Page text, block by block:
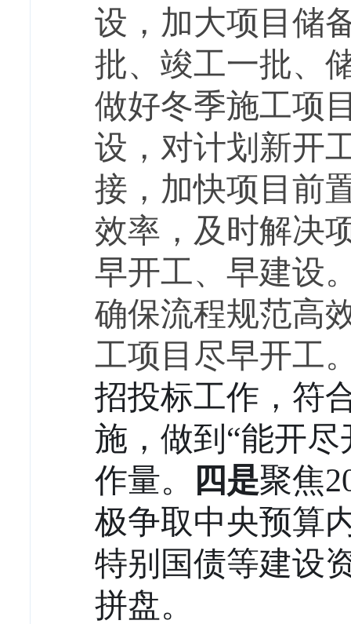
设，加大项目储
批、竣工一批、
做好冬季施工项
设，对计划新开
接，加快项目前
效率，及时解决
早开工、早建设
确保流程规范高
工项目尽早开工
招投标工作，符
施，做到 “能开
作量。
四是聚焦
极争取中央预算
特别国债等建设
拼盘。